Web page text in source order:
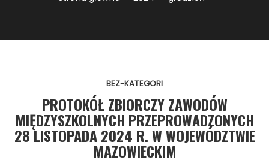
BEZ-KATEGORI
PROTOKÓŁ ZBIORCZY ZAWODÓW
MIĘDZYSZKOLNYCH PRZEPROWADZONYCH
28 LISTOPADA 2024 R. W WOJEWÓDZTWIE
MAZOWIECKIM